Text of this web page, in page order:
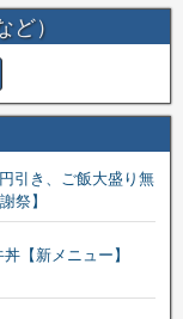
）
引き、ご飯大盛り無
祭】
【新メニュー】